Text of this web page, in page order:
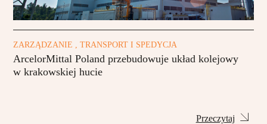
ZARZĄDZANIE , TRANSPORT I SPEDYCJA
ArcelorMittal Poland przebudowuje układ kolejowy
w krakowskiej hucie
Przeczytaj